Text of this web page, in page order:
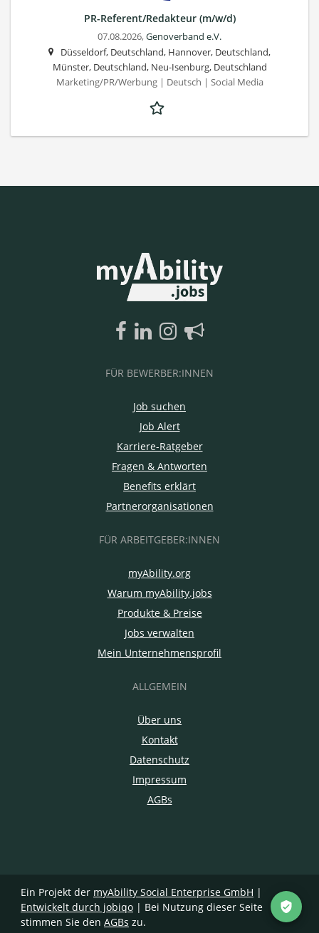
PR-Referent/Redakteur (m/w/d)
07.08.2026,Genoverband e.V.
Düsseldorf, Deutschland, Hannover, Deutschland,
Münster, Deutschland, Neu-Isenburg, Deutschland
Marketing/PR/Werbung | Deutsch | Social Media
FÜR BEWERBER:INNEN
Job suchen
Job Alert
Karriere-Ratgeber
Fragen & Antworten
Benefits erklärt
Partnerorganisationen
FÜR ARBEITGEBER:INNEN
myAbility.org
Warum myAbility.jobs
Produkte & Preise
Jobs verwalten
Mein Unternehmensprofil
ALLGEMEIN
Über uns
Kontakt
Datenschutz
Impressum
AGBs
Ein Projekt der myAbility Social Enterprise GmbH |
Entwickelt durch jobiqo | Bei Nutzung dieser Seite
stimmen Sie den AGBs zu.